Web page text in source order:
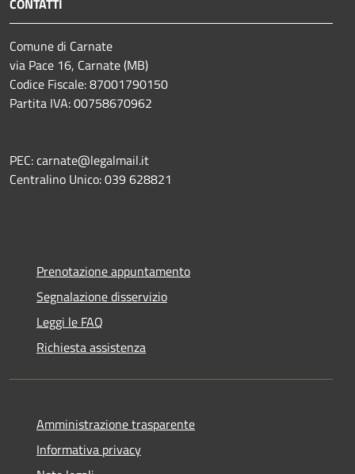
CONTATTI
Comune di Carnate
via Pace 16, Carnate (MB)
Codice Fiscale: 87001790150
Partita IVA: 00758670962
PEC: carnate@legalmail.it
Centralino Unico: 039 628821
Prenotazione appuntamento
Segnalazione disservizio
Leggi le FAQ
Richiesta assistenza
Amministrazione trasparente
Informativa privacy